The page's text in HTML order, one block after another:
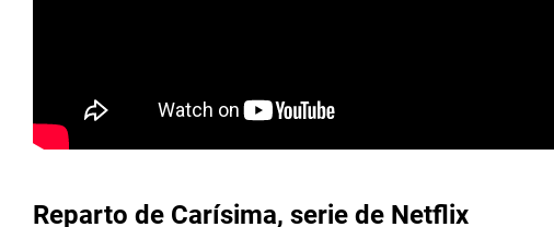
Reparto de Carísima, serie de Netflix